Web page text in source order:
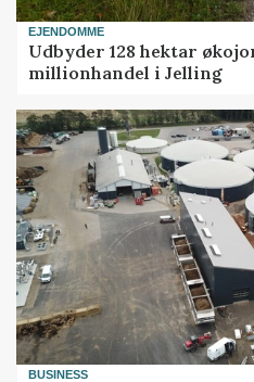
EJENDOMME
Udbyder 128 hektar
millionhandel i Jelling
BUSINESS